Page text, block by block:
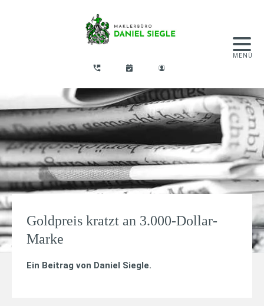
Goldpreis kratzt an 3.000-Dollar-
Marke
Ein Beitrag von Daniel Siegle.